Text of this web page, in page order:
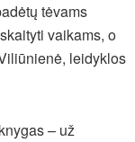
tėvams
vaikams, o
leidyklos
– už